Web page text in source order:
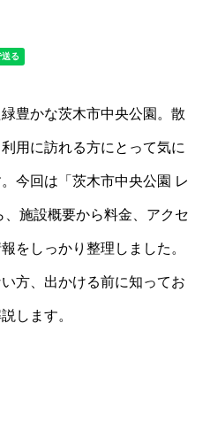
豊かな茨木市中央公園。散
用に訪れる方にとって気に
今回は「茨木市中央公園 レ
、施設概要から料金、アクセ
をしっかり整理しました。
方、出かける前に知ってお
します。